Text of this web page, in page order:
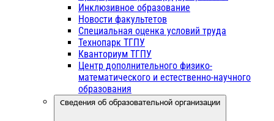
Инклюзивное образование
Новости факультетов
Специальная оценка условий труда
Технопарк ТГПУ
Кванториум ТГПУ
Центр дополнительного физико-
математического и естественно-научного
образования
Сведения об образовательной организации